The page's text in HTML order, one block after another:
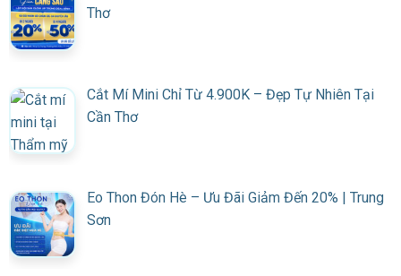
Thơ
Cắt Mí Mini Chỉ Từ 4.900K – Đẹp Tự Nhiên Tại
Cần Thơ
Eo Thon Đón Hè – Ưu Đãi Giảm Đến 20% | Trung
Sơn